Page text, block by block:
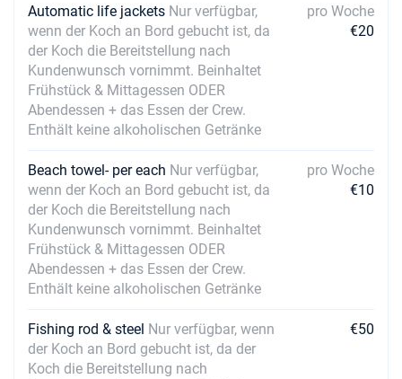
Automatic life jackets Nur verfügbar,
wenn der Koch an Bord gebucht ist, da
der Koch die Bereitstellung nach
Kundenwunsch vornimmt. Beinhaltet
Frühstück & Mittagessen ODER
Abendessen + das Essen der Crew.
Enthält keine alkoholischen Getränke
pro Woche
€20
Beach towel- per each Nur verfügbar,
wenn der Koch an Bord gebucht ist, da
der Koch die Bereitstellung nach
Kundenwunsch vornimmt. Beinhaltet
Frühstück & Mittagessen ODER
Abendessen + das Essen der Crew.
Enthält keine alkoholischen Getränke
pro Woche
€10
Fishing rod & steel Nur verfügbar, wenn
der Koch an Bord gebucht ist, da der
Koch die Bereitstellung nach
€50